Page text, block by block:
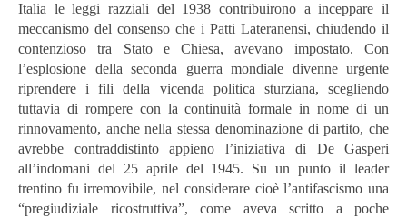
Italia le leggi razziali del 1938 contribuirono a inceppare il
meccanismo del consenso che i Patti Lateranensi, chiudendo il
contenzioso tra Stato e Chiesa, avevano impostato. Con
l’esplosione della seconda guerra mondiale divenne urgente
riprendere i fili della vicenda politica sturziana, scegliendo
tuttavia di rompere con la continuità formale in nome di un
rinnovamento, anche nella stessa denominazione di partito, che
avrebbe contraddistinto appieno l’iniziativa di De Gasperi
all’indomani del 25 aprile del 1945. Su un punto il leader
trentino fu irremovibile, nel considerare cioè l’antifascismo una
“pregiudiziale ricostruttiva”, come aveva scritto a poche